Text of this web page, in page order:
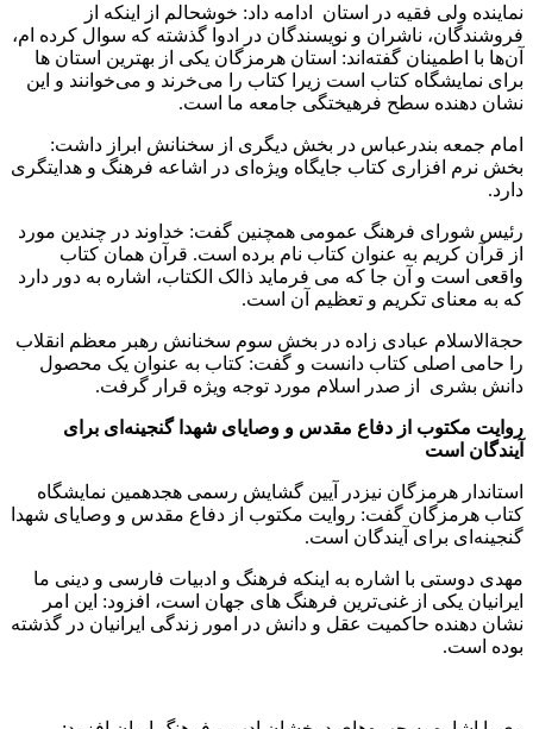
نماینده ولی فقیه در استان ادامه داد: خوشحالم از اینکه از
فروشندگان، ناشران و نویسندگان در ادوا گذشته که سوال کرده ام،
آن‌ها با اطمینان گفته‌اند: استان هرمزگان یکی از بهترین استان ها
برای نمایشگاه کتاب است زیرا کتاب را می‌خرند و می‌خوانند و این
نشان دهنده سطح فرهیختگی جامعه ما است.
امام جمعه بندرعباس در بخش دیگری از سخنانش ابراز داشت:
بخش نرم افزاری کتاب جایگاه ویژه‌ای در اشاعه فرهنگ و هدایتگری
دارد.
رئیس شورای فرهنگ عمومی همچنین گفت: خداوند در چندین مورد
از قرآن کریم به عنوان کتاب نام برده است. قرآن همان کتاب
واقعی است و آن‌ جا که می فرماید ذالک الکتاب، اشاره به دور دارد
که به معنای تکریم و تعظیم آن است.
حجةالاسلام عبادی زاده در بخش سوم سخنانش رهبر معظم انقلاب
را حامی اصلی کتاب دانست و گفت: کتاب به عنوان یک محصول
دانش بشری از صدر اسلام مورد توجه ویژه قرار گرفت.
روایت مکتوب از دفاع مقدس و وصایای شهدا گنجینه‌ای برای
آیندگان است
استاندار هرمزگان نیزدر آیین گشایش رسمی هجدهمین نمایشگاه
کتاب هرمزگان گفت: روایت مکتوب از دفاع مقدس و وصایای شهدا
گنجینه‌ای برای آیندگان است.
مهدی دوستی با اشاره به اینکه فرهنگ و ادبیات فارسی و دینی ما
ایرانیان یکی از غنی‌ترین فرهنگ های جهان است، افزود: این امر
نشان‌ دهنده‌ حاکمیت عقل و دانش در امور زندگی ایرانیان در گذشته
بوده است.